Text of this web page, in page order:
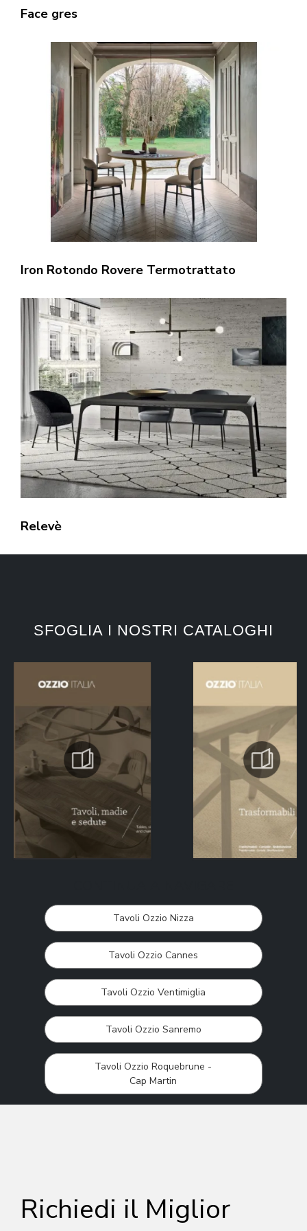
Face gres
Iron Rotondo Rovere Termotrattato
Relevè
SFOGLIA I NOSTRI CATALOGHI
Tavoli Ozzio Nizza
Tavoli Ozzio Cannes
Tavoli Ozzio Ventimiglia
Tavoli Ozzio Sanremo
Tavoli Ozzio Roquebrune -
Cap Martin
Richiedi il Miglior